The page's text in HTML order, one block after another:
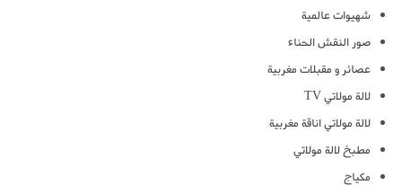
شهيوات عالمية
صور النقش الحناء
عصائر و مقبلات مغربية
لالة مولاتي TV
لالة مولاتي اناقة مغربية
مطبخ لالة مولاتي
مكياج